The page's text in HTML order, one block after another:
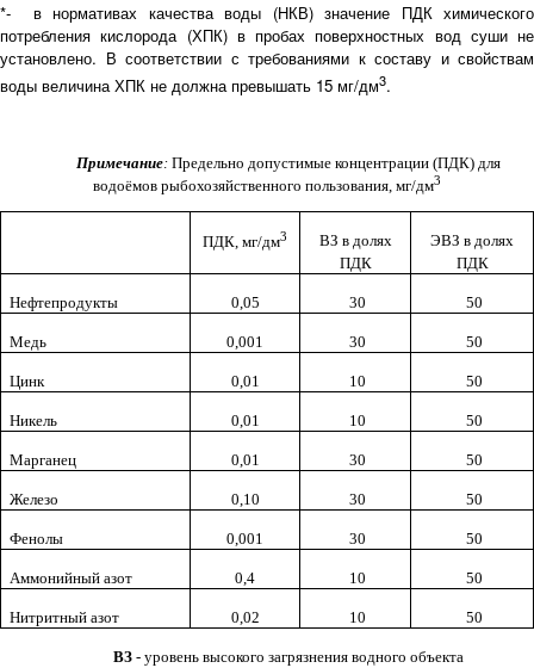
*- в нормативах качества воды (НКВ) значение ПДК химического
потребления кислорода (ХПК) в пробах поверхностных вод суши не
установлено. В соответствии с требованиями к составу и свойствам
воды величина ХПК не должна превышать 15 мг/дм3.
Примечание:Предельно допустимые концентрации (ПДК) для
водоёмов рыбохозяйственного пользования, мг/дм3
ПДК, мг/дм3
ВЗ в долях
ПДК
ЭВЗ в долях
ПДК
Нефтепродукты 0,05 30 50
Медь 0,001 30 50
Цинк 0,01 10 50
Никель 0,01 10 50
Марганец 0,01 30 50
Железо 0,10 30 50
Фенолы 0,001 30 50
Аммонийный азот 0,4 10 50
Нитритный азот 0,02 10 50
ВЗ- уровень высокого загрязнения водного объекта